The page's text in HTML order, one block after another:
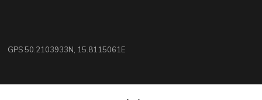
GPS 50.2103933N, 15.8115061E